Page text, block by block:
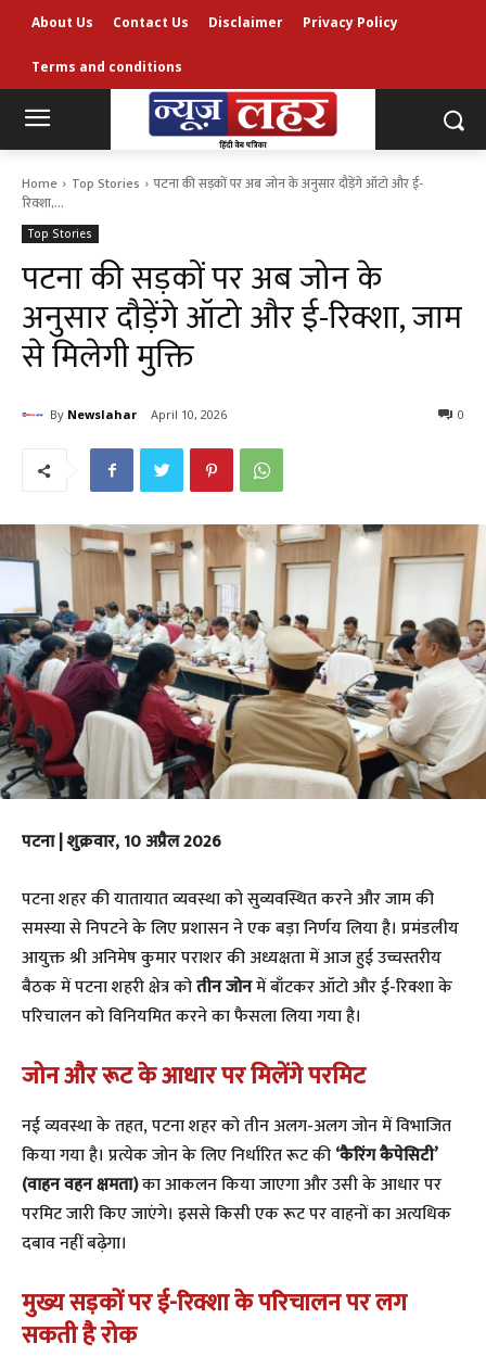
About Us Contact Us Disclaimer Privacy Policy
Terms and conditions
Home Top Stories
पटना की सड़कों पर अब जोन के अनुसार दौड़ेंगे ऑटो और ई-
रिक्शा,...
Top Stories
पटना की सड़कों पर अब जोन के
अनुसार दौड़ेंगे ऑटो और ई-रिक्शा, जाम
से मिलेगी मुक्ति
By Newslahar April 10, 2026 0
पटना | शुक्रवार, 10 अप्रैल 2026
​पटना शहर की यातायात व्यवस्था को सुव्यवस्थित करने और जाम की
समस्या से निपटने के लिए प्रशासन ने एक बड़ा निर्णय लिया है। प्रमंडलीय
आयुक्त श्री अनिमेष कुमार पराशर की अध्यक्षता में आज हुई उच्चस्तरीय
बैठक में पटना शहरी क्षेत्र कोतीन जोनमें बाँटकर ऑटो और ई-रिक्शा के
परिचालन को विनियमित करने का फैसला लिया गया है।
जोन और रूट के आधार पर मिलेंगे परमिट
​नई व्यवस्था के तहत, पटना शहर को तीन अलग-अलग जोन में विभाजित
किया गया है। प्रत्येक जोन के लिए निर्धारित रूट की‘कैरिंग कैपेसिटी’
(वाहन वहन क्षमता)का आकलन किया जाएगा और उसी के आधार पर
परमिट जारी किए जाएंगे। इससे किसी एक रूट पर वाहनों का अत्यधिक
दबाव नहीं बढ़ेगा।
​मुख्य सड़कों पर ई-रिक्शा के परिचालन पर लग
सकती है रोक